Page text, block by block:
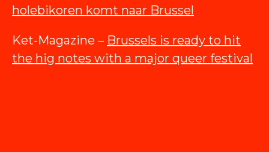
holebikoren komt naar Brussel
Ket-Magazine – Brussels is ready to hit
the hig notes with a major queer festival